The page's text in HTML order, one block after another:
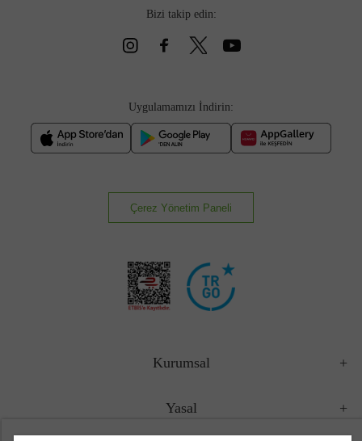
Bizi takip edin:
Uygulamamızı İndirin:
Çerez Yönetim Paneli
Kurumsal
Yasal